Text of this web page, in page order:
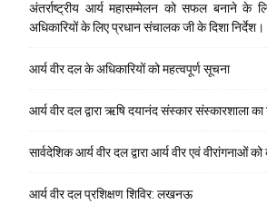
अंतर्राष्ट्रीय आर्य महासम्मेलन को सफल बनाने के
अधिकारियों के लिए प्रधान संचालक जी के दिशा निर्देश।
आर्य वीर दल के अधिकारियों को महत्वपूर्ण सूचना
आर्य वीर दल द्वारा ऋषि दयानंद संस्कार संस्कारशाला
सार्वदेशिक आर्य वीर दल द्वारा आर्य वीर एवं वीरांगनाओं
आर्य वीर दल प्रशिक्षण शिविर: लखनऊ